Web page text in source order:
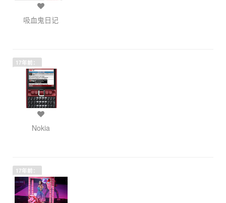
吸血鬼日记
17年前：
Nokia
17年前：